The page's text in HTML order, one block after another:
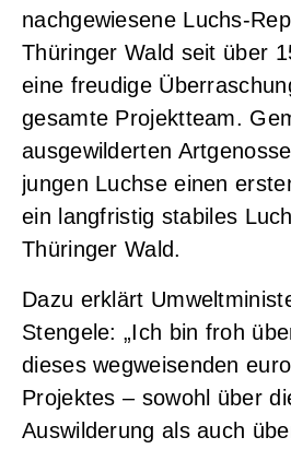
nachgewiesene Luchs-
Thüringer Wald seit über
eine freudige
gesamte Projektteam.
ausgewilderten
jungen Luchse einen
ein langfristig stabiles
Thüringer Wald.
Dazu erklärt
Stengele: „Ich bin froh
dieses wegweisenden
Projektes – sowohl über
Auswilderung als auch